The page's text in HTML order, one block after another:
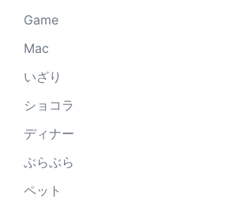
Game
Mac
いざり
ショコラ
ディナー
ぶらぶら
ペット